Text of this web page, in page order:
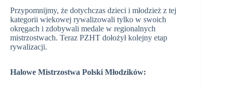
Przypomnijmy, że dotychczas dzieci i młodzież z tej
kategorii wiekowej rywalizowali tylko w swoich
okręgach i zdobywali medale w regionalnych
mistrzostwach. Teraz PZHT dołożył kolejny etap
rywalizacji.
Halowe Mistrzostwa Polski Młodzików: